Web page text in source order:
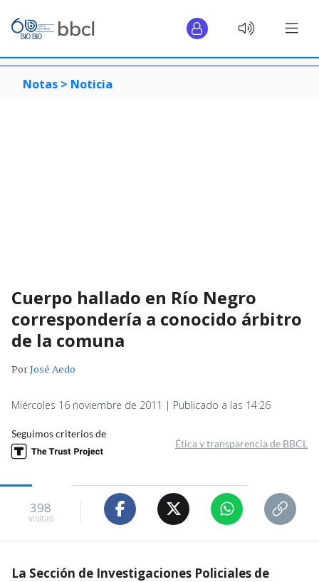
Notas > Noticia
Cuerpo hallado en Río Negro
correspondería a conocido árbitro
de la comuna
PorJosé Aedo
Miércoles 16 noviembre de 2011 | Publicado a las 14:26
Seguimos criterios de
Ética y transparencia de BBCL
398
visitas
La Sección de Investigaciones Policiales de